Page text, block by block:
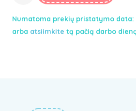
Numatoma prekių pristatymo data:
arba atsiimkite tą pačią darbo